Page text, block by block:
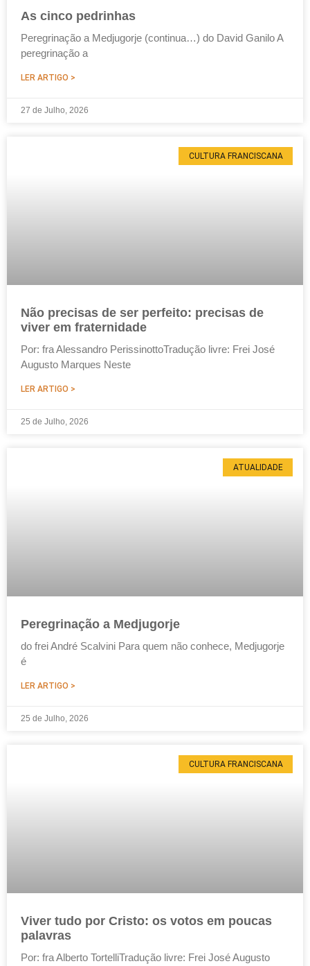
As cinco pedrinhas
Peregrinação a Medjugorje (continua…) do David Ganilo A
peregrinação a
LER ARTIGO >
27 de Julho, 2026
CULTURA FRANCISCANA
Não precisas de ser perfeito: precisas de
viver em fraternidade
Por: fra Alessandro PerissinottoTradução livre: Frei José
Augusto Marques Neste
LER ARTIGO >
25 de Julho, 2026
ATUALIDADE
Peregrinação a Medjugorje
do frei André Scalvini Para quem não conhece, Medjugorje
é
LER ARTIGO >
25 de Julho, 2026
CULTURA FRANCISCANA
Viver tudo por Cristo: os votos em poucas
palavras
Por: fra Alberto TortelliTradução livre: Frei José Augusto